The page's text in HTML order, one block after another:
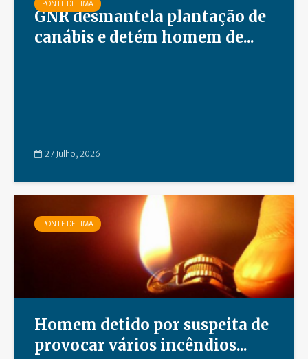
PONTE DE LIMA
GNR desmantela plantação de
canábis e detém homem de...
27 Julho, 2026
PONTE DE LIMA
Homem detido por suspeita de
provocar vários incêndios...